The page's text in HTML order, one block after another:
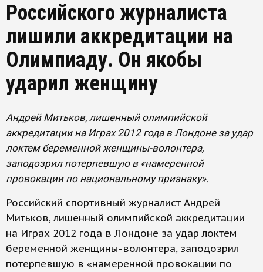
Российского журналиста
лишили аккредитации на
Олимпиаду. Он якобы
ударил женщину
Андрей Митьков, лишенный олимпийской
аккредитации на Играх 2012 года в Лондоне за удар
локтем беременной женщины-волонтера,
заподозрил потерпевшую в «намеренной
провокации по национальному признаку».
Российский спортивный журналист Андрей
Митьков, лишенный олимпийской аккредитации
на Играх 2012 года в Лондоне за удар локтем
беременной женщины-волонтера, заподозрил
потерпевшую в «намеренной провокации по